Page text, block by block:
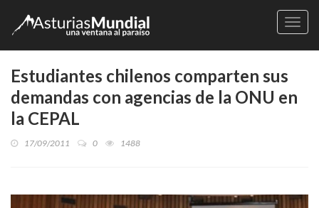
Estudiantes chilenos comparten sus
demandas con agencias de la ONU en
la CEPAL
17/09/2011 0 1488